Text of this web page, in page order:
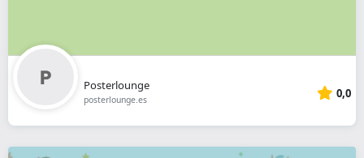
Posterlounge
posterlounge.es 0,0